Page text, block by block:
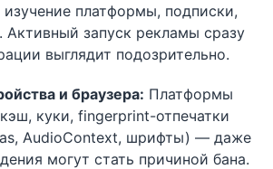
изучение платформы, подписки,
Активный запуск рекламы сразу
выглядит подозрительно.
и браузера: Платформы
куки, fingerprint-отпечатки
AudioContext, шрифты) — даже
могут стать причиной бана.